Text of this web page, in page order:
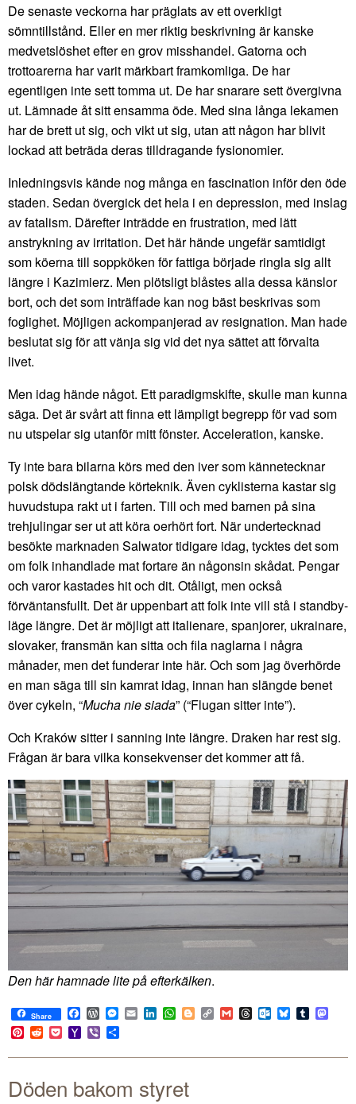
De senaste veckorna har präglats av ett overkligt
sömntillstånd. Eller en mer riktig beskrivning är kanske
medvetslöshet efter en grov misshandel. Gatorna och
trottoarerna har varit märkbart framkomliga. De har
egentligen inte sett tomma ut. De har snarare sett övergivna
ut. Lämnade åt sitt ensamma öde. Med sina långa lekamen
har de brett ut sig, och vikt ut sig, utan att någon har blivit
lockad att beträda deras tilldragande fysionomier.
Inledningsvis kände nog många en fascination inför den öde
staden. Sedan övergick det hela i en depression, med inslag
av fatalism. Därefter inträdde en frustration, med lätt
anstrykning av irritation. Det här hände ungefär samtidigt
som köerna till soppköken för fattiga började ringla sig allt
längre i Kazimierz. Men plötsligt blåstes alla dessa känslor
bort, och det som inträffade kan nog bäst beskrivas som
foglighet. Möjligen ackompanjerad av resignation. Man hade
beslutat sig för att vänja sig vid det nya sättet att förvalta
livet.
Men idag hände något. Ett paradigmskifte, skulle man kunna
säga. Det är svårt att finna ett lämpligt begrepp för vad som
nu utspelar sig utanför mitt fönster. Acceleration, kanske.
Ty inte bara bilarna körs med den iver som kännetecknar
polsk dödslängtande körteknik. Även cyklisterna kastar sig
huvudstupa rakt ut i farten. Till och med barnen på sina
trehjulingar ser ut att köra oerhört fort. När undertecknad
besökte marknaden Salwator tidigare idag, tycktes det som
om folk inhandlade mat fortare än någonsin skådat. Pengar
och varor kastades hit och dit. Otåligt, men också
förväntansfullt. Det är uppenbart att folk inte vill stå i standby-
läge längre. Det är möjligt att italienare, spanjorer, ukrainare,
slovaker, fransmän kan sitta och fila naglarna i några
månader, men det funderar inte här. Och som jag överhörde
en man säga till sin kamrat idag, innan han slängde benet
över cykeln, “Mucha nie siada” (“Flugan sitter inte”).
Och Kraków sitter i sanning inte längre. Draken har rest sig.
Frågan är bara vilka konsekvenser det kommer att få.
Den här hamnade lite på efterkälken.
Share Facebook
WordPress
Messenger
EmailLinkedIn
WhatsApp
BloggerCopy
Link
GmailThreadsOutlook.com
BlueskyTumblr
Pinterest
RedditPocketYahoo
Mail
Viber
Döden bakom styret